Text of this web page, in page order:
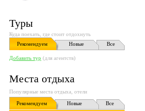
Туры
Куда поехать, где стоит отдохнуть
Рекомендуем
Новые Все
Добавить тур (для агентств)
Места отдыха
Популярные места отдыха, отели
Рекомендуем
Новые
Все